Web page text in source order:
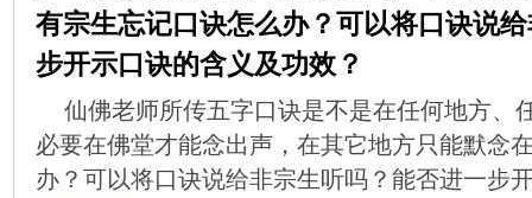
有宗生忘记口诀怎么办？可以将口诀说
步开示口诀的含义及功效？
仙佛老师所传五字口诀是不是在任何地方、
必要在佛堂才能念出声，在其它地方只能默念
办？可以将口诀说给非宗生听吗？能否进一步